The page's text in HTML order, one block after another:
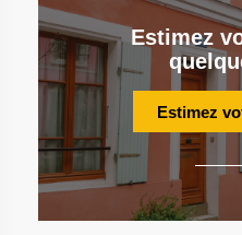
Estimez
Estimez